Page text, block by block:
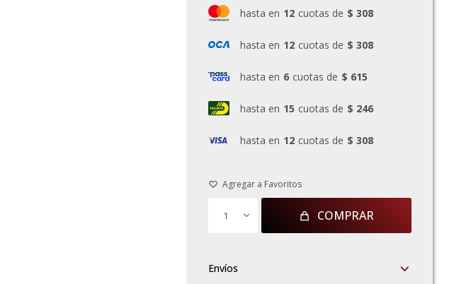
hasta en 12 cuotas de $ 308
hasta en 12 cuotas de $ 308
hasta en 6 cuotas de $ 615
hasta en 15 cuotas de $ 246
hasta en 12 cuotas de $ 308
1 COMPRAR
Envíos